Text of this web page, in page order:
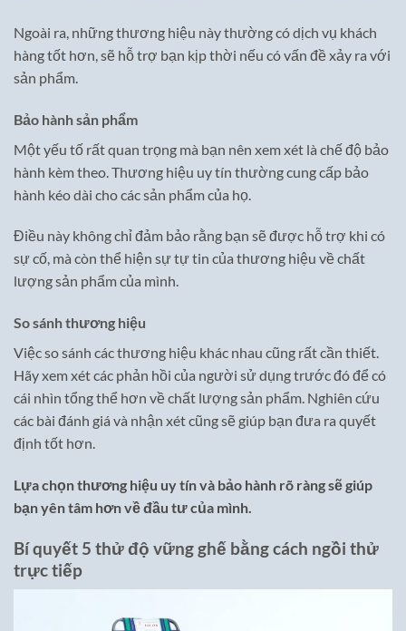
Ngoài ra, những thương hiệu này thường có dịch vụ khách
hàng tốt hơn, sẽ hỗ trợ bạn kịp thời nếu có vấn đề xảy ra với
sản phẩm.
Bảo hành sản phẩm
Một yếu tố rất quan trọng mà bạn nên xem xét là chế độ bảo
hành kèm theo. Thương hiệu uy tín thường cung cấp bảo
hành kéo dài cho các sản phẩm của họ.
Điều này không chỉ đảm bảo rằng bạn sẽ được hỗ trợ khi có
sự cố, mà còn thể hiện sự tự tin của thương hiệu về chất
lượng sản phẩm của mình.
So sánh thương hiệu
Việc so sánh các thương hiệu khác nhau cũng rất cần thiết.
Hãy xem xét các phản hồi của người sử dụng trước đó để có
cái nhìn tổng thể hơn về chất lượng sản phẩm. Nghiên cứu
các bài đánh giá và nhận xét cũng sẽ giúp bạn đưa ra quyết
định tốt hơn.
Lựa chọn thương hiệu uy tín và bảo hành rõ ràng sẽ giúp
bạn yên tâm hơn về đầu tư của mình.
Bí quyết 5 thử độ vững ghế bằng cách ngồi thử
trực tiếp